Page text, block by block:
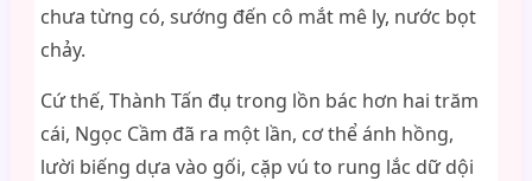
chưa từng có, sướng đến cô mắt mê ly, nước bọt
chảy.
Cứ thế, Thành Tấn đụ trong lồn bác hơn hai trăm
cái, Ngọc Cầm đã ra một lần, cơ thể ánh hồng,
lười biếng dựa vào gối, cặp vú to rung lắc dữ dội